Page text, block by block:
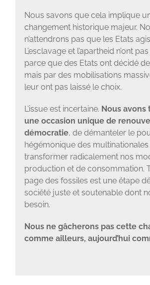
Nous savons que cela implique
changement historique majeur.
n’attendrons pas que les Etats
L’esclavage et l’apartheid n’ont
parce que des Etats ont décidé
mais par des mobilisations
leur ont pas laissé le choix.
L’issue est incertaine. Nous avons
une occasion unique de
démocratie, de démanteler le
hégémonique des
transformer radicalement nos
production et de consommation.
page des fossiles est une étape
société juste et soutenable dont
besoin.
Nous ne gâcherons pas cette
comme ailleurs, aujourd’hui